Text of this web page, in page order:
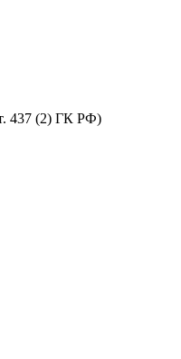
437 (2) ГК РФ)